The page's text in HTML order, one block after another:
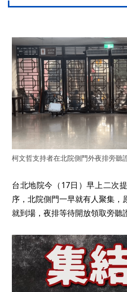
柯文哲支持者在北院側門外夜排旁聽證
台北地院今（17日）早上二次
序，北院側門一早就有人聚集，
就到場，夜排等待開放領取旁聽